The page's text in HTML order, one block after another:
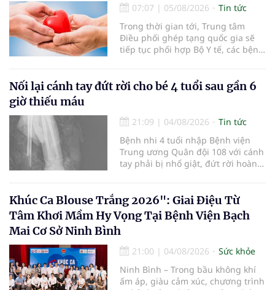
07:07 | 05/08/2026
Tin tức
Trong thời gian tới, Trung tâm
Điều phối ghép tạng quốc gia sẽ
tiếp tục phối hợp Bộ Y tế, các bệnh
cường truyền thông, hoàn thiện
quy trình chuyên môn và hệ thống
hiến và ghép mô tạng.
Nối lại cánh tay đứt rời cho bé 4 tuổi sau gần 6
giờ thiếu máu
21:09 | 04/08/2026
Tin tức
Bệnh nhi 4 tuổi nhập Bệnh viện
Trung ương Quân đội 108 với cánh
tay phải bị nhổ giật, đứt rời hoàn
thương nặng và thời gian thiếu
máu kéo dài, các bác sĩ đã tái lập
tuần hoàn thành công sau ca vi
phẫu kéo dài 3 giờ.
Khúc Ca Blouse Trắng 2026": Giai Điệu Từ
Tâm Khơi Mầm Hy Vọng Tại Bệnh Viện Bạch
Mai Cơ Sở Ninh Bình
21:00 | 04/08/2026
Sức khỏe
Ninh Bình – Trong bầu không khí
ấm áp, giàu cảm xúc, chương trình